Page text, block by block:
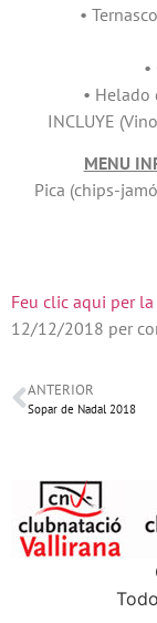
•
•
INCLUYE
MENU
Pica (chips-
Feu clic aqui per
12/12/2018 per
ANTERIOR
Sopar de Nadal 2018